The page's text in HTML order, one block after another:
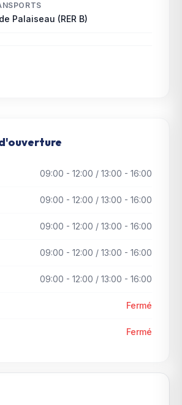
Palaiseau (RER B)
09:00 - 12:00 / 13:00 - 16:00
09:00 - 12:00 / 13:00 - 16:00
09:00 - 12:00 / 13:00 - 16:00
09:00 - 12:00 / 13:00 - 16:00
09:00 - 12:00 / 13:00 - 16:00
Fermé
Fermé